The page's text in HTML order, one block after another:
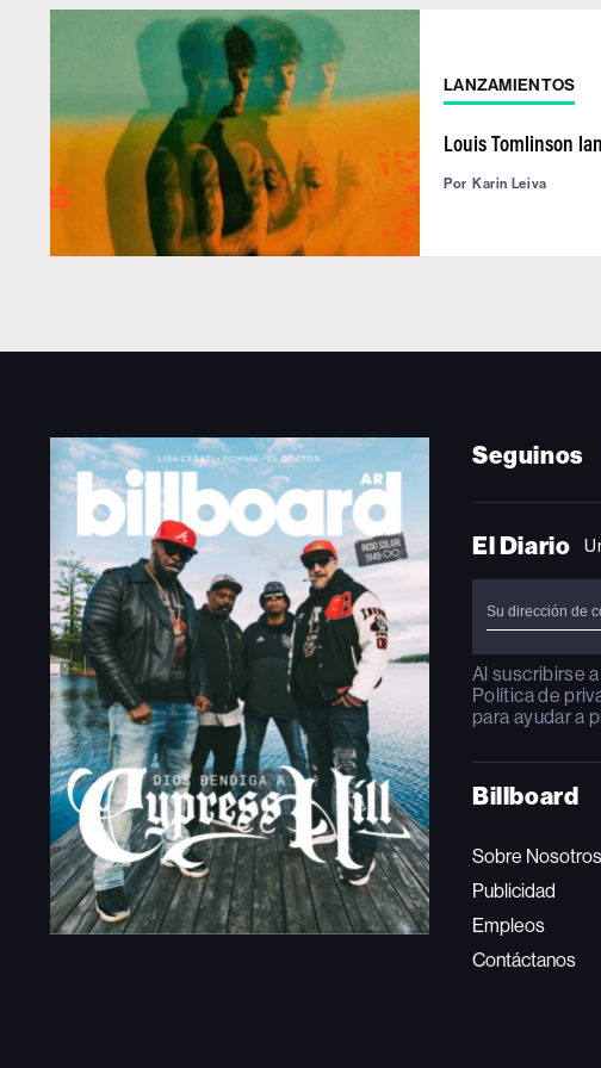
LANZAMIENTOS
Louis Tomlinson
Por Karin Leiva
Seguinos
El Diario
Al suscribirse
Política de
para ayudar a
Billboard
Sobre Nosotros
Publicidad
Empleos
Contáctanos